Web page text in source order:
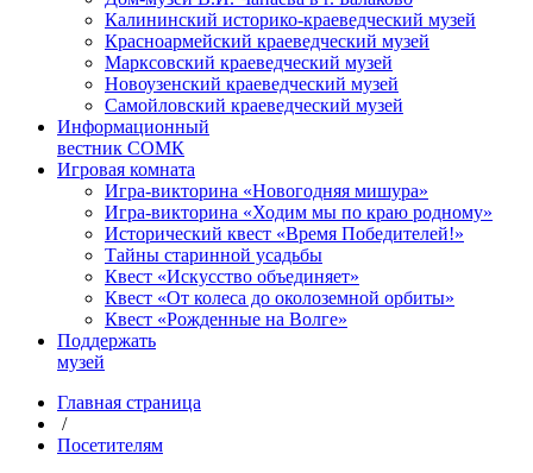
Калининский историко-краеведческий музей
Красноармейский краеведческий музей
Марксовский краеведческий музей
Новоузенский краеведческий музей
Самойловский краеведческий музей
Информационный
вестник СОМК
Игровая комната
Игра-викторина «Новогодняя мишура»
Игра-викторина «Ходим мы по краю родному»
Исторический квест «Время Победителей!»
Тайны старинной усадьбы
Квест «Искусство объединяет»
Квест «От колеса до околоземной орбиты»
Квест «Рожденные на Волге»
Поддержать
музей
Главная страница
/
Посетителям